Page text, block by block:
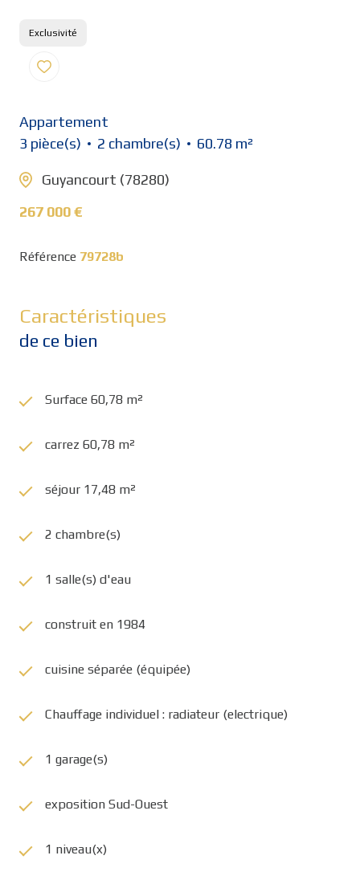
Exclusivité
Appartement
3 pièce(s)
2 chambre(s) 60.78 m²
Guyancourt (78280)
267 000 €
Référence 79728b
Caractéristiques
de ce bien
Surface 60,78 m²
carrez 60,78 m²
séjour 17,48 m²
2 chambre(s)
1 salle(s) d'eau
construit en 1984
cuisine séparée (équipée)
Chauffage individuel : radiateur (electrique)
1 garage(s)
exposition Sud-Ouest
1 niveau(x)